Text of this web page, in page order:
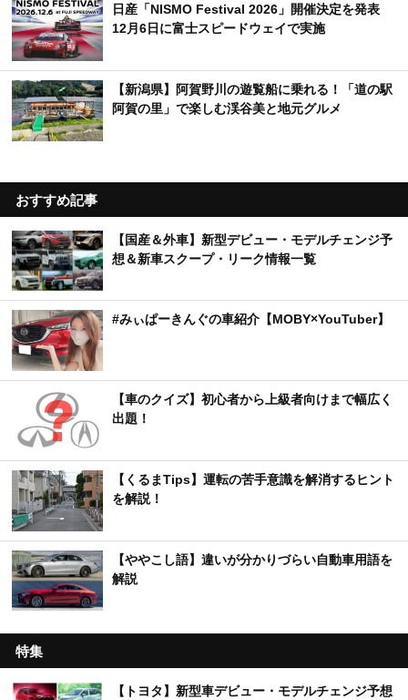
日産「NISMO Festival 2026」開催決定を発表
12月6日に富士スピードウェイで実施
【新潟県】阿賀野川の遊覧船に乗れる！「道の駅
阿賀の里」で楽しむ渓谷美と地元グルメ
おすすめ記事
【国産＆外車】新型デビュー・モデルチェンジ予
想＆新車スクープ・リーク情報一覧
#みぃぱーきんぐの車紹介【MOBY×YouTuber】
【車のクイズ】初心者から上級者向けまで幅広く
出題！
【くるまTips】運転の苦手意識を解消するヒント
を解説！
【ややこし語】違いが分かりづらい自動車用語を
解説
特集
【トヨタ】新型車デビュー・モデルチェンジ予想